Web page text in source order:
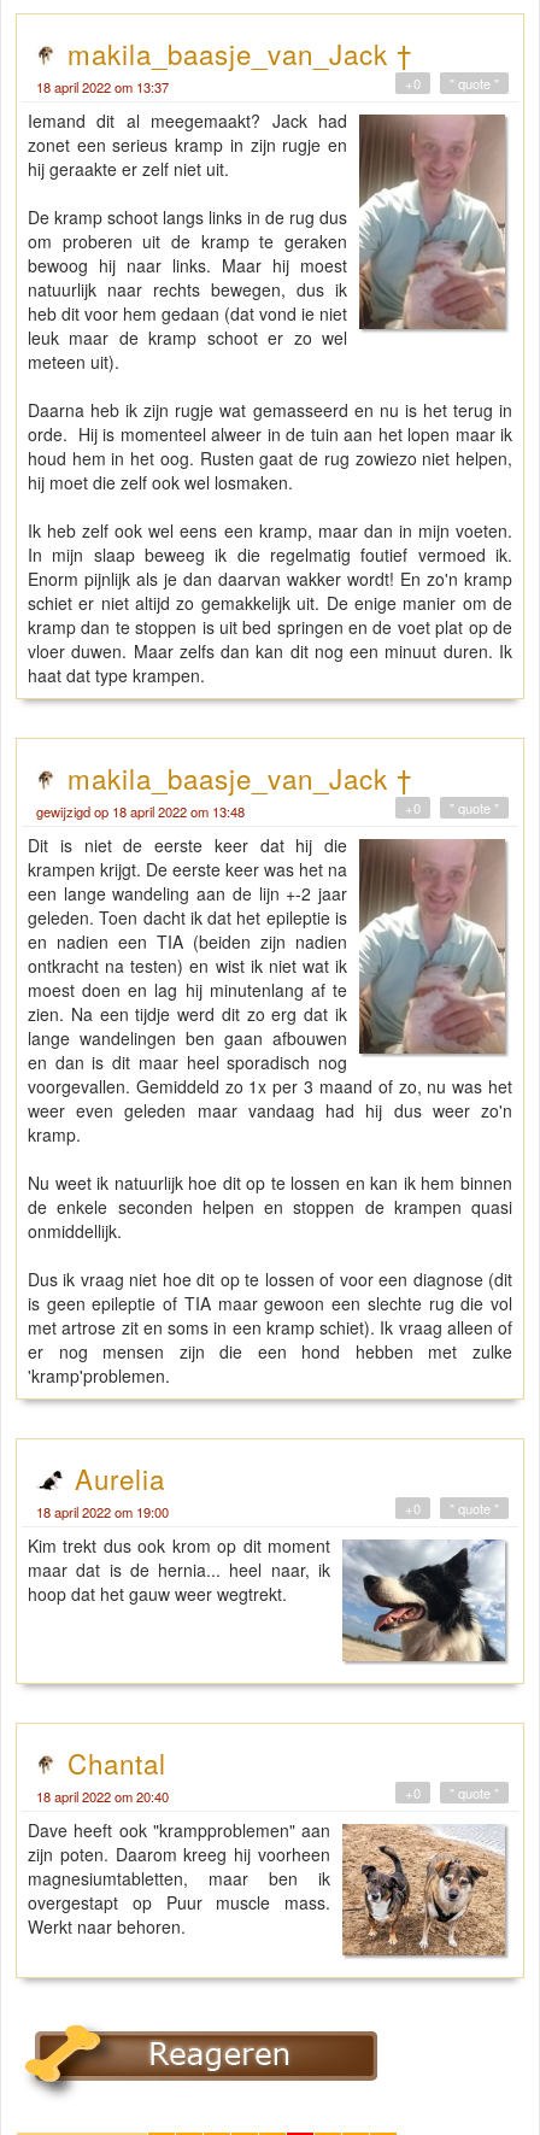
makila_baasje_van_Jack †
18 april 2022 om 13:37 " quote "
+0
Iemand dit al meegemaakt? Jack had
zonet een serieus kramp in zijn rugje en
hij geraakte er zelf niet uit.
De kramp schoot langs links in de rug dus
om proberen uit de kramp te geraken
bewoog hij naar links. Maar hij moest
natuurlijk naar rechts bewegen, dus ik
heb dit voor hem gedaan (dat vond ie niet
leuk maar de kramp schoot er zo wel
meteen uit).
Daarna heb ik zijn rugje wat gemasseerd en nu is het terug in
orde. Hij is momenteel alweer in de tuin aan het lopen maar ik
houd hem in het oog. Rusten gaat de rug zowiezo niet helpen,
hij moet die zelf ook wel losmaken.
Ik heb zelf ook wel eens een kramp, maar dan in mijn voeten.
In mijn slaap beweeg ik die regelmatig foutief vermoed ik.
Enorm pijnlijk als je dan daarvan wakker wordt! En zo'n kramp
schiet er niet altijd zo gemakkelijk uit. De enige manier om de
kramp dan te stoppen is uit bed springen en de voet plat op de
vloer duwen. Maar zelfs dan kan dit nog een minuut duren. Ik
haat dat type krampen.
makila_baasje_van_Jack †
gewijzigd op 18 april 2022 om 13:48 " quote "
+0
Dit is niet de eerste keer dat hij die
krampen krijgt. De eerste keer was het na
een lange wandeling aan de lijn +-2 jaar
geleden. Toen dacht ik dat het epileptie is
en nadien een TIA (beiden zijn nadien
ontkracht na testen) en wist ik niet wat ik
moest doen en lag hij minutenlang af te
zien. Na een tijdje werd dit zo erg dat ik
lange wandelingen ben gaan afbouwen
en dan is dit maar heel sporadisch nog
voorgevallen. Gemiddeld zo 1x per 3 maand of zo, nu was het
weer even geleden maar vandaag had hij dus weer zo'n
kramp.
Nu weet ik natuurlijk hoe dit op te lossen en kan ik hem binnen
de enkele seconden helpen en stoppen de krampen quasi
onmiddellijk.
Dus ik vraag niet hoe dit op te lossen of voor een diagnose (dit
is geen epileptie of TIA maar gewoon een slechte rug die vol
met artrose zit en soms in een kramp schiet). Ik vraag alleen of
er nog mensen zijn die een hond hebben met zulke
'kramp'problemen.
Aurelia
18 april 2022 om 19:00 " quote "
+0
Kim trekt dus ook krom op dit moment
maar dat is de hernia... heel naar, ik
hoop dat het gauw weer wegtrekt.
Chantal
18 april 2022 om 20:40 " quote "
+0
Dave heeft ook "krampproblemen" aan
zijn poten. Daarom kreeg hij voorheen
magnesiumtabletten, maar ben ik
overgestapt op Puur muscle mass.
Werkt naar behoren.